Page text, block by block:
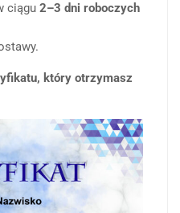
ciągu 2–3 dni roboczych
który otrzymasz